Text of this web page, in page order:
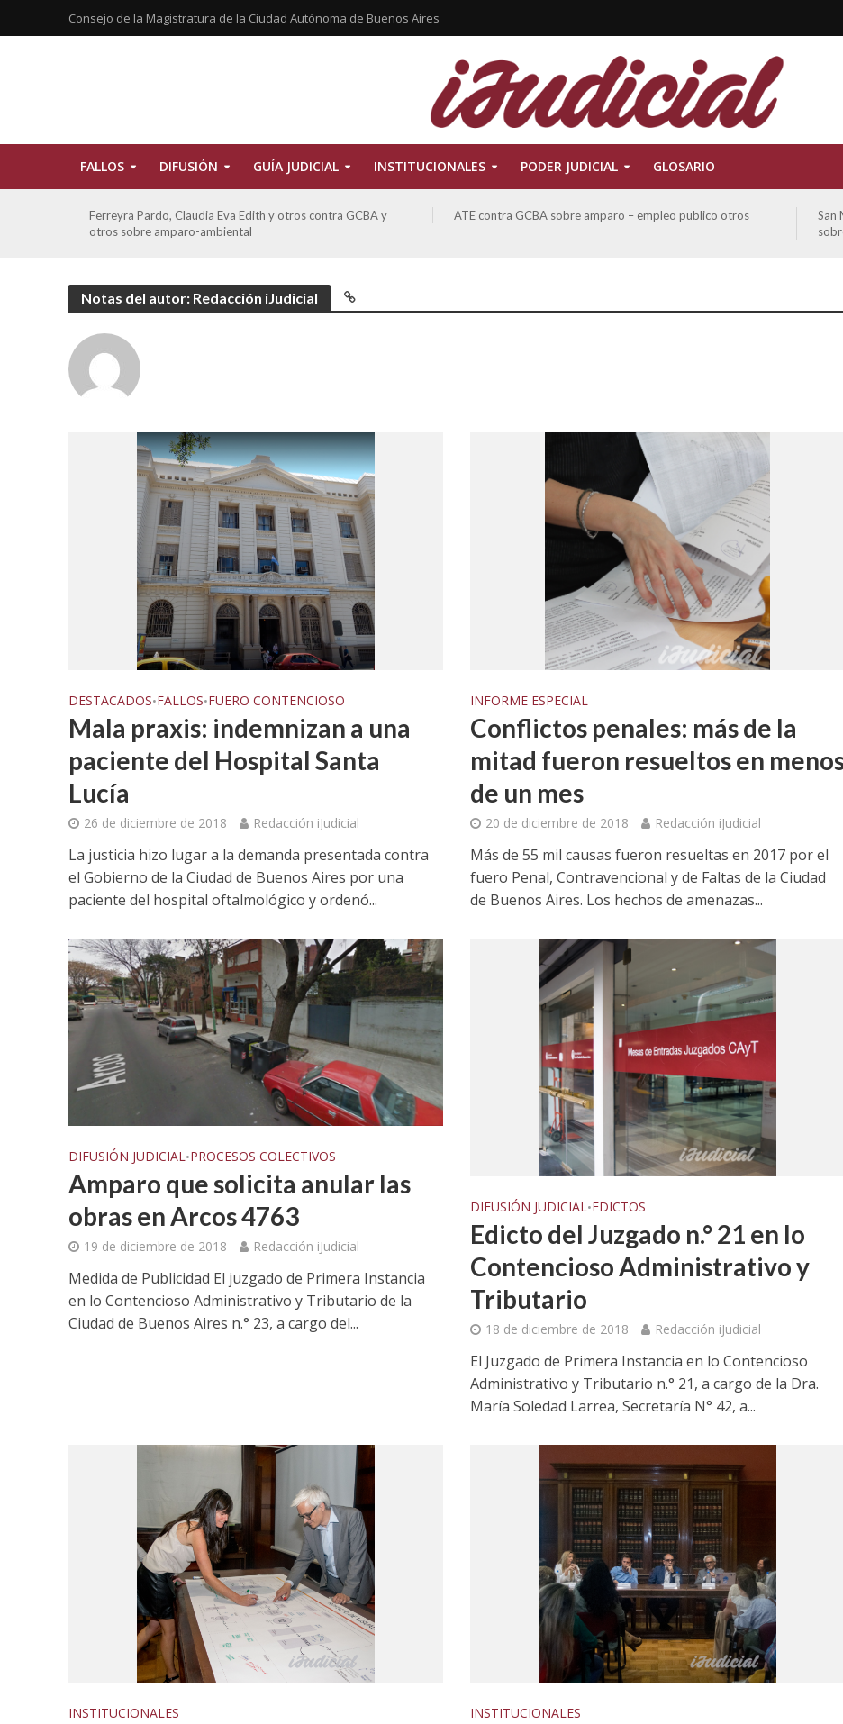
Consejo de la Magistratura de la Ciudad Autónoma de Buenos Aires
FALLOS DIFUSIÓN GUÍA JUDICIAL INSTITUCIONALES PODER JUDICIAL GLOSARIO
Ferreyra Pardo, Claudia Eva Edith y otros contra GCBA y
otros sobre amparo-ambiental
ATE contra GCBA sobre amparo – empleo publico otros
San
Notas del autor: Redacción iJudicial
DESTACADOS•FALLOS•FUERO CONTENCIOSO
Mala praxis: indemnizan a una
paciente del Hospital Santa
Lucía
26 de diciembre de 2018 Redacción iJudicial
La justicia hizo lugar a la demanda presentada contra
el Gobierno de la Ciudad de Buenos Aires por una
paciente del hospital oftalmológico y ordenó...
INFORME ESPECIAL
Conflictos penales: más de la
mitad fueron resueltos en
de un mes
20 de diciembre de 2018 Redacción iJudicial
Más de 55 mil causas fueron resueltas en 2017 por el
fuero Penal, Contravencional y de Faltas de la Ciudad
de Buenos Aires. Los hechos de amenazas...
DIFUSIÓN JUDICIAL•PROCESOS COLECTIVOS
Amparo que solicita anular las
obras en Arcos 4763
19 de diciembre de 2018 Redacción iJudicial
Medida de Publicidad El juzgado de Primera Instancia
en lo Contencioso Administrativo y Tributario de la
Ciudad de Buenos Aires n.° 23, a cargo del...
DIFUSIÓN JUDICIAL•EDICTOS
Edicto del Juzgado n.° 21 en lo
Contencioso Administrativo y
Tributario
18 de diciembre de 2018 Redacción iJudicial
El Juzgado de Primera Instancia en lo Contencioso
Administrativo y Tributario n.° 21, a cargo de la Dra.
María Soledad Larrea, Secretaría N° 42, a...
INSTITUCIONALES INSTITUCIONALES